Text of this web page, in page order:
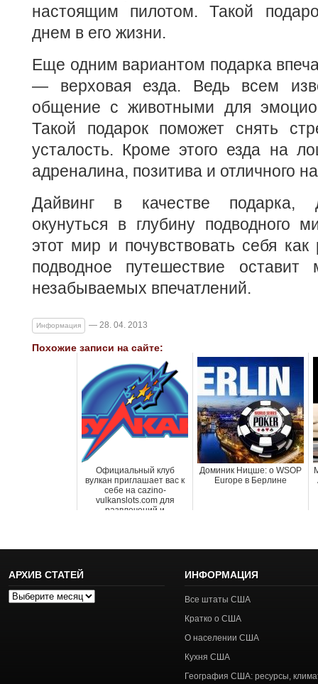
настоящим пилотом. Такой
днем в его жизни.
Еще одним вариантом подарка
— верховая езда. Ведь всем
общение с животными для
Такой подарок поможет снять
усталость. Кроме этого езда на
адреналина, позитива и отличного
Дайвинг в качестве подарка,
окунуться в глубину подводного
этот мир и почувствовать себя
подводное путешествие
незабываемых впечатлений.
Информация — 28. 04. 2013
Похожие записи на сайте:
Официальный клуб
вулкан приглашает вас к
себе на cazino-
vulkanslots.com для
развлечений и
Доминик Ницше: о WSOP
Europe в Берлине
АРХИВ СТАТЕЙ
Архив
ИНФОРМАЦИЯ
Все штаты США
Кратко о США
О населении США
Кухня США
География США: ресурсы,